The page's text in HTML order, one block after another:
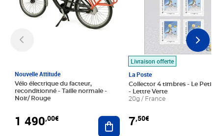
Nouvelle Attitude
Vélo électrique du facteur,
reconditionné - Taille normale -
Noir/ Rouge
1 490,00€ Ajouter au panier
Livraison offerte
La Poste
Collector 4 timbres - Le Petit
- Lettre Verte
20g / France
7,50€